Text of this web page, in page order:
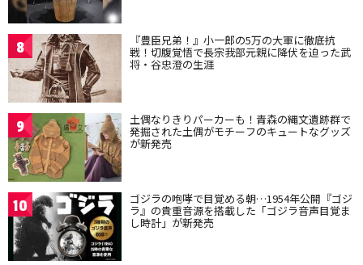
8 『豊臣兄弟！』小一郎の5万の大軍に徹底抗
戦！切腹覚悟で長宗我部元親に降伏を迫った武
将・谷忠澄の生涯
9 土偶なりきりパーカーも！青森の縄文遺跡群で
発掘された土偶がモチーフのキュートなグッズ
が新発売
10 ゴジラの咆哮で目覚める朝…1954年公開『ゴジ
ラ』の貴重音源を搭載した「ゴジラ音声目覚ま
し時計」が新発売